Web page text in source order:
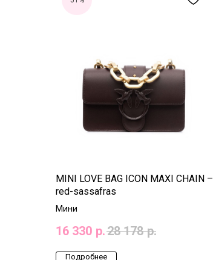
MINI LOVE BAG ICON MAXI CHAIN –
red-sassafras
Мини
16 330 р.28 178 р.
Подробнее